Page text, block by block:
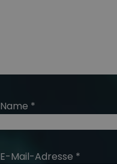
Name *
E-Mail-Adresse *